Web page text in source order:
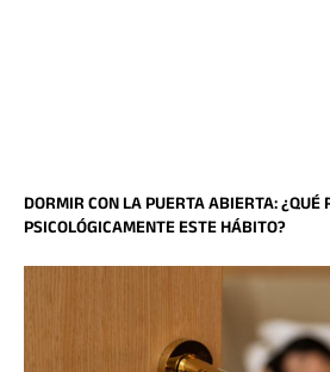
DORMIR CON LA PUERTA ABIERTA: ¿QUÉ
PSICOLÓGICAMENTE ESTE HÁBITO?